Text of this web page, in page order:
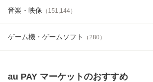
音楽・映像 （ 151,144）
ゲーム機・ゲームソフト （280）
au PAY マーケットのおすすめ